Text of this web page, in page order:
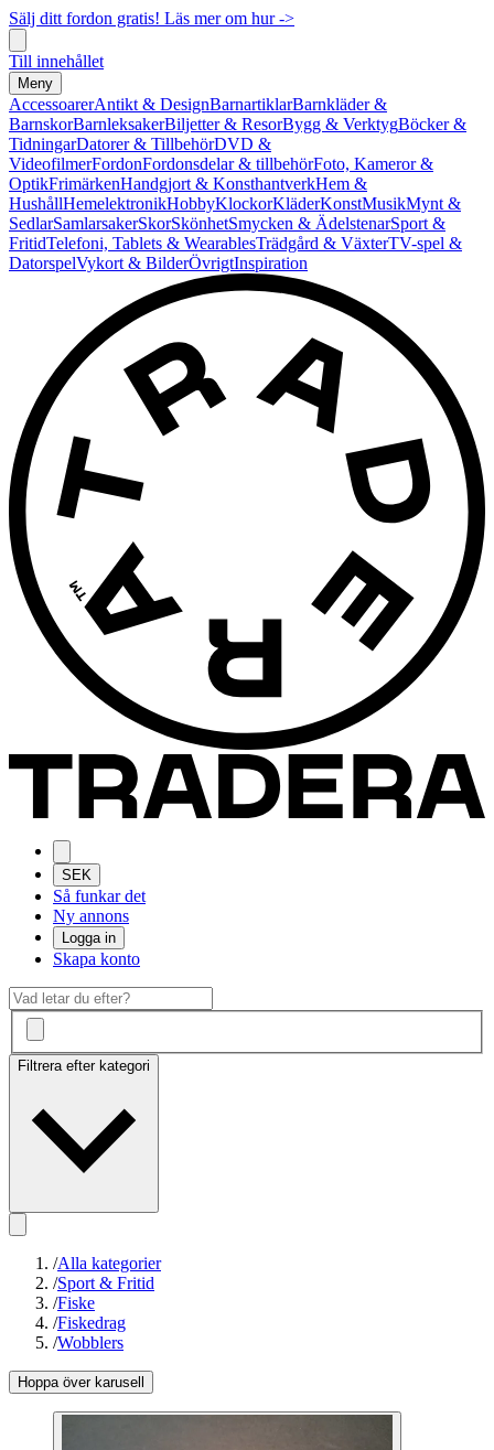
Sälj ditt fordon gratis! Läs mer om hur ->
Till innehållet
Meny
AccessoarerAntikt & DesignBarnartiklarBarnkläder &
BarnskorBarnleksakerBiljetter & ResorBygg & VerktygBöcker &
TidningarDatorer & TillbehörDVD &
VideofilmerFordonFordonsdelar & tillbehörFoto, Kameror &
OptikFrimärkenHandgjort & KonsthantverkHem &
HushållHemelektronikHobbyKlockorKläderKonstMusikMynt &
SedlarSamlarsakerSkorSkönhetSmycken & ÄdelstenarSport &
FritidTelefoni, Tablets & WearablesTrädgård & VäxterTV-spel &
DatorspelVykort & BilderÖvrigtInspiration
SEK
Så funkar det
Ny annons
Logga in
Skapa konto
Filtrera efter kategori
/Alla kategorier
/Sport & Fritid
/Fiske
/Fiskedrag
/Wobblers
Hoppa över karusell